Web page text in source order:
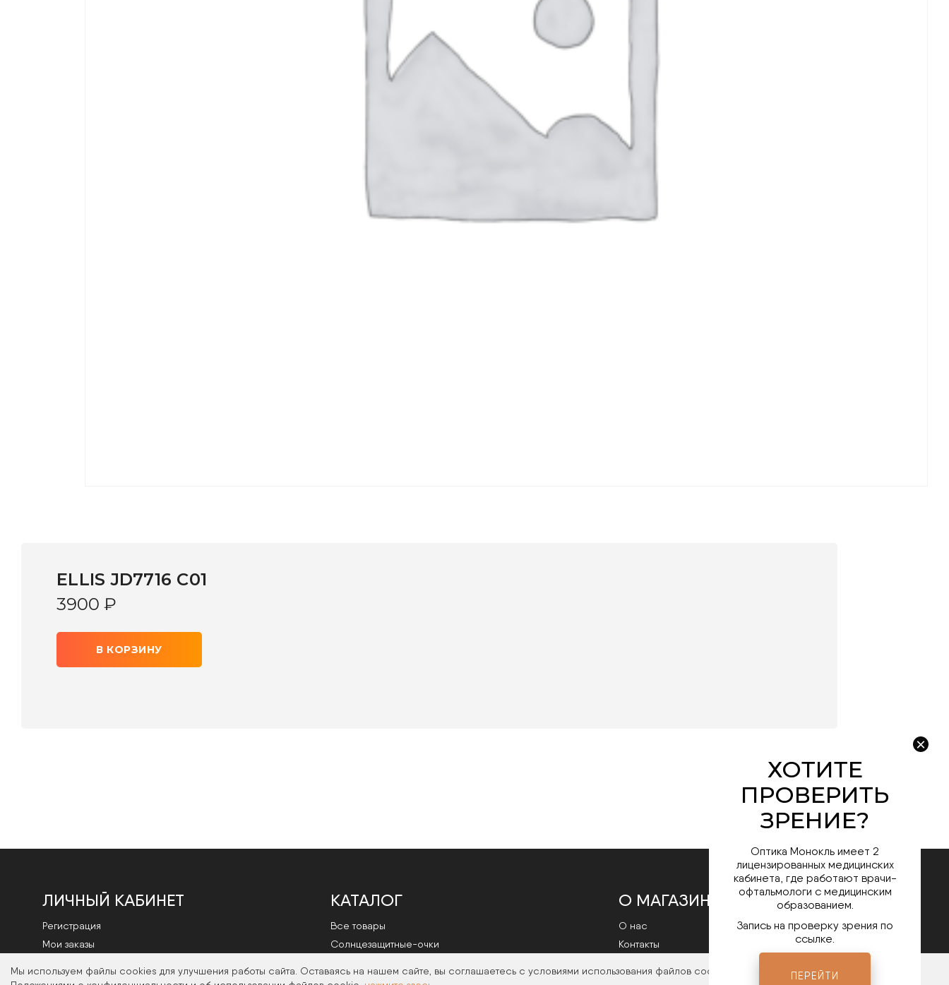
Мы используем файлы cookies для улучшения работы сайта. Оставаясь на нашем сайте, вы соглашаетесь с условиями использования файлов cookies. Чтобы ознакомиться с нашими
ELLIS JD7716 C01
3900 ₽
В КОРЗИНУ
ЛИЧНЫЙ КАБИНЕТ
Регистрация
Мои заказы
КАТАЛОГ
Все товары
Cолнцезащитные-очки
О МАГАЗИНЕ
О нас
Контакты
Оптика Монокль имеет 2
лицензированных медицинских
кабинета, где работают врачи-
офтальмологи с медицинским
образованием.
Запись на проверку зрения по
ссылке.
ПЕРЕЙТИ